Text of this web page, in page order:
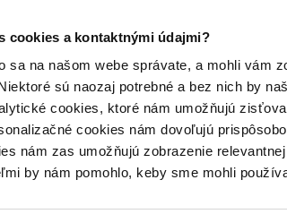
cookies a kontaktnými údajmi?
sa na našom webe správate, a mohli vám
sú naozaj potrebné a bez nich by
cookies, ktoré nám umožňujú
cookies nám dovoľujú
nám zas umožňujú zobrazenie
by nám pomohlo, keby sme mohli